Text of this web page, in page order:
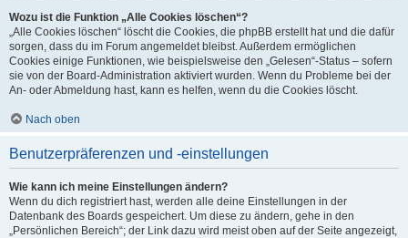
Wozu ist die Funktion „Alle Cookies löschen“?
„Alle Cookies löschen“ löscht die Cookies, die phpBB erstellt hat und die dafür
sorgen, dass du im Forum angemeldet bleibst. Außerdem ermöglichen
Cookies einige Funktionen, wie beispielsweise den „Gelesen“-Status – sofern
sie von der Board-Administration aktiviert wurden. Wenn du Probleme bei der
An- oder Abmeldung hast, kann es helfen, wenn du die Cookies löscht.
Nach oben
Benutzerpräferenzen und -einstellungen
Wie kann ich meine Einstellungen ändern?
Wenn du dich registriert hast, werden alle deine Einstellungen in der
Datenbank des Boards gespeichert. Um diese zu ändern, gehe in den
„Persönlichen Bereich“; der Link dazu wird meist oben auf der Seite angezeigt,